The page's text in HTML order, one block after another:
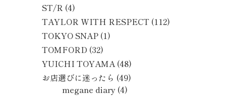
ST/R (4)
TAYLOR WITH RESPECT (112)
TOKYO SNAP (1)
TOMFORD (32)
YUICHI TOYAMA(48)
お店選びに迷ったら (49)
megane diary (4)